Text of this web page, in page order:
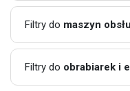
Filtry do maszyn
Filtry do obrabiarek i